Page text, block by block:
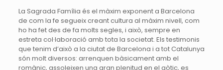
La Sagrada Família és el màxim exponent a Barcelona
de com la fe segueix creant cultura al màxim nivell, com
ho ha fet des de fa molts segles, i això, sempre en
estreta col·laboració amb tota la societat. Els testimonis
que tenim d’això a la ciutat de Barcelona i a tot Catalunya
són molt diversos: arrenquen bàsicament amb el
romànic, assoleixen una gran plenitud en el gòtic, es